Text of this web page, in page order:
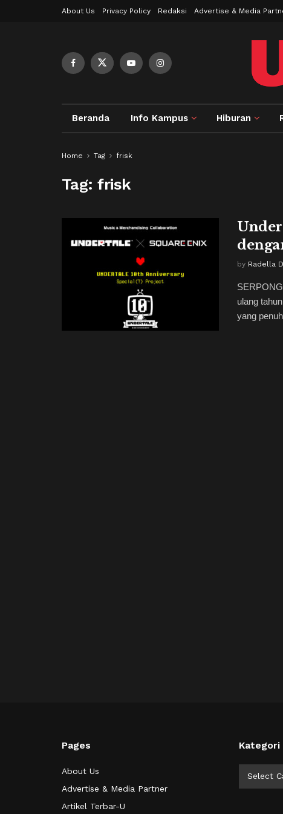
About Us Privacy Policy Redaksi Advertise & Media
Beranda Info Kampus Hiburan
Home Tag frisk
Tag:frisk
by Radella
ulang
yang
Pages
About Us
Advertise & Media Partner
Artikel Terbar-U
Kategori
Select